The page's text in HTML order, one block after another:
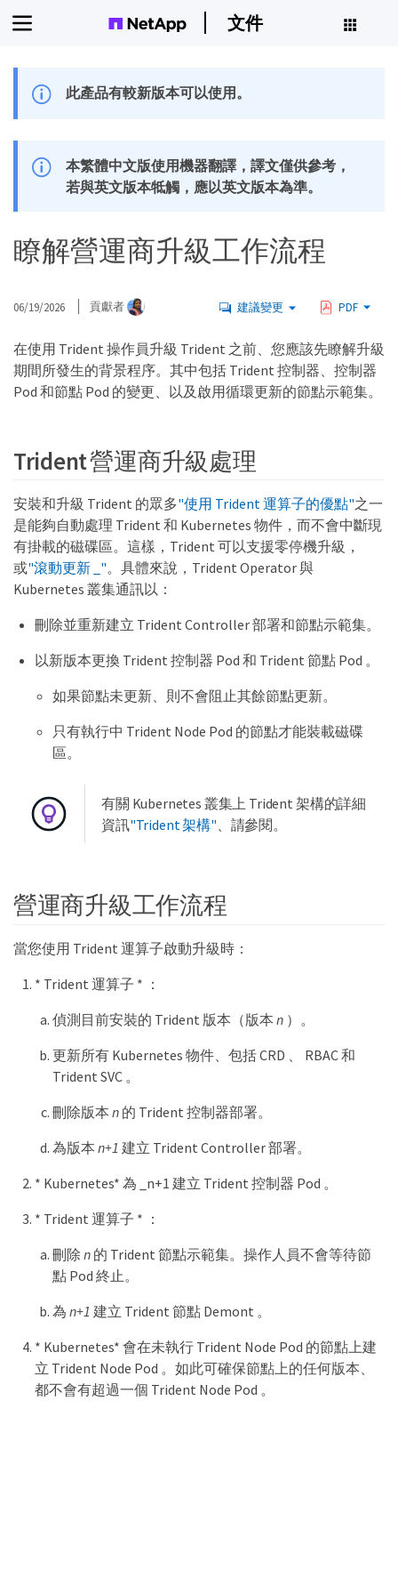
文件
此產品有較新版本可以使用。
本繁體中文版使用機器翻譯，譯文僅供參考，
若與英文版本牴觸，應以英文版本為準。
瞭解營運商升級工作流程
06/19/2026 貢獻者 建議變更 PDF
在使用 Trident 操作員升級 Trident 之前、您應該先瞭解升級
期間所發生的背景程序。其中包括 Trident 控制器、控制器
Pod 和節點 Pod 的變更、以及啟用循環更新的節點示範集。
Trident 營運商升級處理
安裝和升級 Trident 的眾多"使用 Trident 運算子的優點"之一
是能夠自動處理 Trident 和 Kubernetes 物件，而不會中斷現
有掛載的磁碟區。這樣，Trident 可以支援零停機升級，
或"滾動更新 _"。具體來說，Trident Operator 與
Kubernetes 叢集通訊以：
刪除並重新建立 Trident Controller 部署和節點示範集。
以新版本更換 Trident 控制器 Pod 和 Trident 節點 Pod 。
如果節點未更新、則不會阻止其餘節點更新。
只有執行中 Trident Node Pod 的節點才能裝載磁碟
區。
有關 Kubernetes 叢集上 Trident 架構的詳細
資訊"Trident 架構" 、請參閱。
營運商升級工作流程
當您使用 Trident 運算子啟動升級時：
* Trident 運算子 * ：
偵測目前安裝的 Trident 版本（版本 n ）。
更新所有 Kubernetes 物件、包括 CRD 、 RBAC 和
Trident SVC 。
刪除版本 n 的 Trident 控制器部署。
為版本 n+1 建立 Trident Controller 部署。
* Kubernetes* 為 _n+1 建立 Trident 控制器 Pod 。
* Trident 運算子 * ：
刪除 n 的 Trident 節點示範集。操作人員不會等待節
點 Pod 終止。
為 n+1 建立 Trident 節點 Demont 。
* Kubernetes* 會在未執行 Trident Node Pod 的節點上建
立 Trident Node Pod 。如此可確保節點上的任何版本、
都不會有超過一個 Trident Node Pod 。